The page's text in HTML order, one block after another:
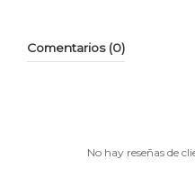
Comentarios (0)
No hay reseñas de